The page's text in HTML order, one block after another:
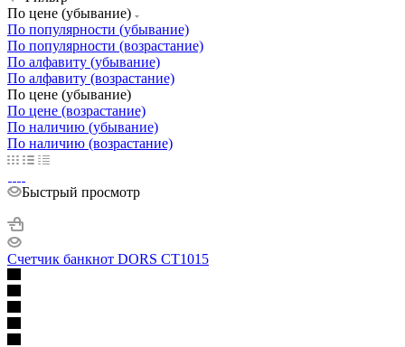
По цене (убывание)
По популярности (убывание)
По популярности (возрастание)
По алфавиту (убывание)
По алфавиту (возрастание)
По цене (убывание)
По цене (возрастание)
По наличию (убывание)
По наличию (возрастание)
Быстрый просмотр
Счетчик банкнот DORS CT1015